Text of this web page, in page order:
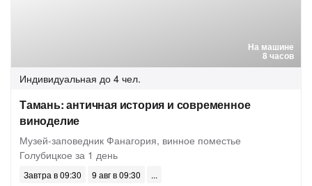
На машине
8 часов
Индивидуальная до 4 чел.
Тамань: античная история и современное
виноделие
Музей-заповедник Фанагория, винное поместье
Голубицкое за 1 день
Завтра в 09:30
9 авг в 09:30